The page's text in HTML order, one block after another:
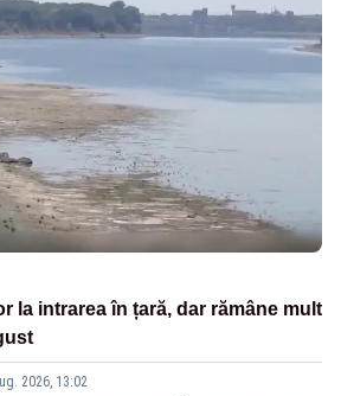
la intrarea în țară, dar rămâne mult
2026, 13:02